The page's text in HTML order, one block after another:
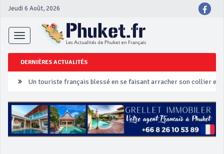
Jeudi 6 Août, 2026
Toggle
navigation
DERNIÈRES ACTUALITÉS
Un touriste français blessé en se faisant arracher son collier en
Phuket Peranakan Festival
‘Phuket Eye’ assurera la sécurité pendant Songkran